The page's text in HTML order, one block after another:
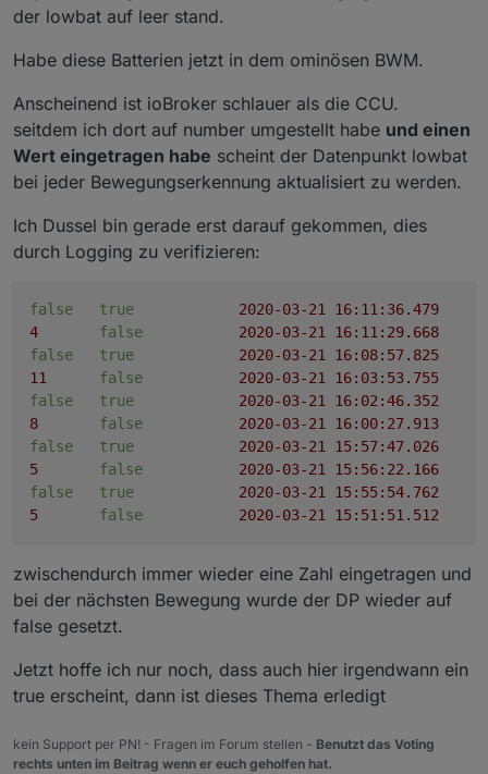
der lowbat auf leer stand.
Habe diese Batterien jetzt in dem ominösen BWM.
Anscheinend ist ioBroker schlauer als die CCU.
seitdem ich dort auf number umgestellt habe und einen
Wert eingetragen habe scheint der Datenpunkt lowbat
bei jeder Bewegungserkennung aktualisiert zu werden.
Ich Dussel bin gerade erst darauf gekommen, dies
durch Logging zu verifizieren:
false true
2020-03-21 16:11:36.479
4
false
2020-03-21 16:11:29.668
false
true
2020-03-21 16:08:57.825
11
false
2020-03-21 16:03:53.755
false
true
2020-03-21 16:02:46.352
8
false
2020-03-21 16:00:27.913
false
true
2020-03-21 15:57:47.026
5
false
2020-03-21 15:56:22.166
false
true
2020-03-21 15:55:54.762
5
false 2020-03-21 15:51:51.512
zwischendurch immer wieder eine Zahl eingetragen und
bei der nächsten Bewegung wurde der DP wieder auf
false gesetzt.
Jetzt hoffe ich nur noch, dass auch hier irgendwann ein
true erscheint, dann ist dieses Thema erledigt
kein Support per PN! - Fragen im Forum stellen - Benutzt das Voting
rechts unten im Beitrag wenn er euch geholfen hat.